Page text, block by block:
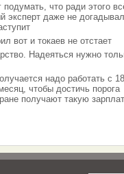
что ради этого
эксперт даже не
вот и токаев не отстает
Надеяться нужно
надо работать с
чтобы достичь порога
получают такую